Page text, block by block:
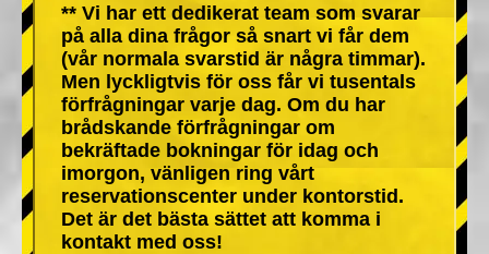
** Vi har ett dedikerat team som svarar
på alla dina frågor så snart vi får dem
(vår normala svarstid är några timmar).
Men lyckligtvis för oss får vi tusentals
förfrågningar varje dag. Om du har
brådskande förfrågningar om
bekräftade bokningar för idag och
imorgon, vänligen ring vårt
reservationscenter under kontorstid.
Det är det bästa sättet att komma i
kontakt med oss!